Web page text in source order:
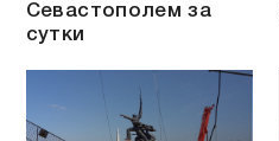
Севастополем за
сутки